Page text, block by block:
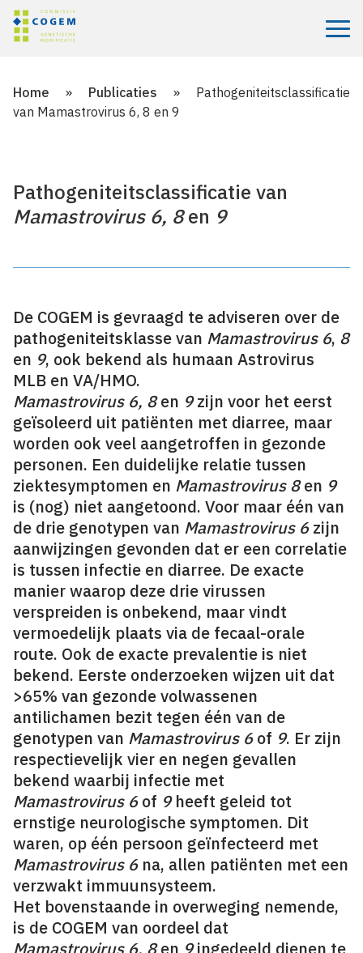
Menu
Home » Publicaties »
Pathogeniteitsclassificatie
van Mamastrovirus 6, 8 en 9
Pathogeniteitsclassificatie van
Mamastrovirus 6, 8en 9
De COGEM is gevraagd te adviseren over de
pathogeniteitsklasse van Mamastrovirus 6, 8
en 9, ook bekend als humaan Astrovirus
MLB en VA/HMO.
Mamastrovirus 6, 8en 9zijn voor het eerst
geïsoleerd uit patiënten met diarree, maar
worden ook veel aangetroffen in gezonde
personen. Een duidelijke relatie tussen
ziektesymptomen en Mamastrovirus 8en 9
is (nog) niet aangetoond. Voor maar één van
de drie genotypen van Mamastrovirus 6zijn
aanwijzingen gevonden dat er een correlatie
is tussen infectie en diarree. De exacte
manier waarop deze drie virussen
verspreiden is onbekend, maar vindt
vermoedelijk plaats via de fecaal-orale
route. Ook de exacte prevalentie is niet
bekend. Eerste onderzoeken wijzen uit dat
>65% van gezonde volwassenen
antilichamen bezit tegen één van de
genotypen van Mamastrovirus 6of 9. Er zijn
respectievelijk vier en negen gevallen
bekend waarbij infectie met
Mamastrovirus 6of 9heeft geleid tot
ernstige neurologische symptomen. Dit
waren, op één persoon geïnfecteerd met
Mamastrovirus 6 na, allen patiënten met een
verzwakt immuunsysteem.
Het bovenstaande in overweging nemende,
is de COGEM van oordeel dat
Mamastrovirus 6, 8en 9ingedeeld dienen te